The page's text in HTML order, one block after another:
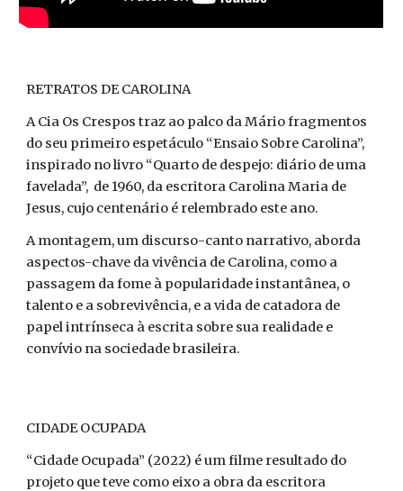
RETRATOS DE CAROLINA
A Cia Os Crespos traz ao palco da Mário fragmentos
do seu primeiro espetáculo “Ensaio Sobre Carolina”,
inspirado no livro “Quarto de despejo: diário de uma
favelada”, de 1960, da escritora Carolina Maria de
Jesus, cujo centenário é relembrado este ano.
A montagem, um discurso-canto narrativo, aborda
aspectos-chave da vivência de Carolina, como a
passagem da fome à popularidade instantânea, o
talento e a sobrevivência, e a vida de catadora de
papel intrínseca à escrita sobre sua realidade e
convívio na sociedade brasileira.
CIDADE OCUPADA
“Cidade Ocupada” (2022) é um filme resultado do
projeto que teve como eixo a obra da escritora